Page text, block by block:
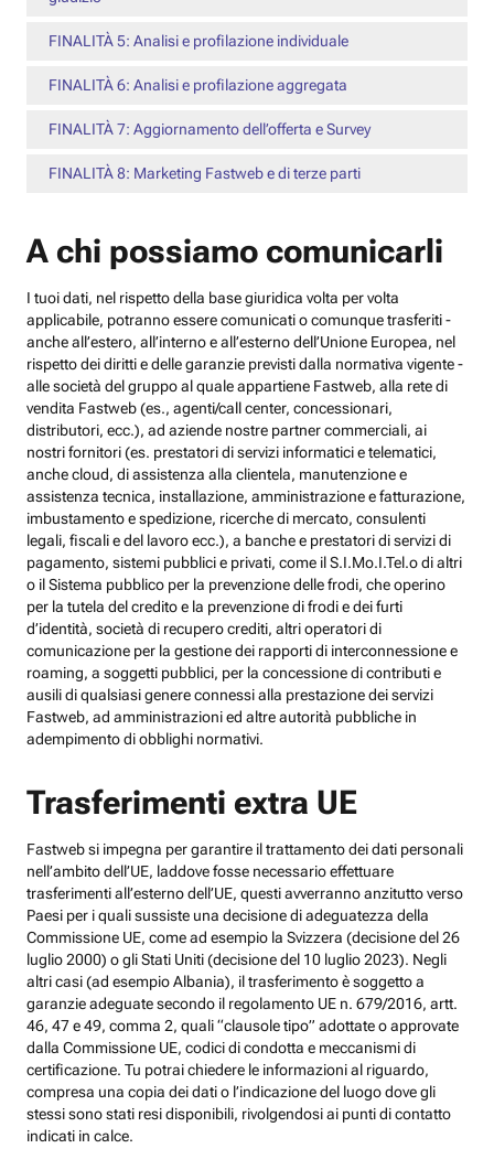
FINALITÀ 5: Analisi e profilazione individuale
FINALITÀ 6: Analisi e profilazione aggregata
FINALITÀ 7: Aggiornamento dell’offerta e Survey
FINALITÀ 8: Marketing Fastweb e di terze parti
A chi possiamo comunicarli
I tuoi dati, nel rispetto della base giuridica volta per volta
applicabile, potranno essere comunicati o comunque trasferiti -
anche all’estero, all’interno e all’esterno dell’Unione Europea, nel
rispetto dei diritti e delle garanzie previsti dalla normativa vigente -
alle società del gruppo al quale appartiene Fastweb, alla rete di
vendita Fastweb (es., agenti/call center, concessionari,
distributori, ecc.), ad aziende nostre partner commerciali, ai
nostri fornitori (es. prestatori di servizi informatici e telematici,
anche cloud, di assistenza alla clientela, manutenzione e
assistenza tecnica, installazione, amministrazione e fatturazione,
imbustamento e spedizione, ricerche di mercato, consulenti
legali, fiscali e del lavoro ecc.), a banche e prestatori di servizi di
pagamento, sistemi pubblici e privati, come il S.I.Mo.I.Tel.o di altri
o il Sistema pubblico per la prevenzione delle frodi, che operino
per la tutela del credito e la prevenzione di frodi e dei furti
d’identità, società di recupero crediti, altri operatori di
comunicazione per la gestione dei rapporti di interconnessione e
roaming, a soggetti pubblici, per la concessione di contributi e
ausili di qualsiasi genere connessi alla prestazione dei servizi
Fastweb, ad amministrazioni ed altre autorità pubbliche in
adempimento di obblighi normativi.
Trasferimenti extra UE
Fastweb si impegna per garantire il trattamento dei dati personali
nell’ambito dell’UE, laddove fosse necessario effettuare
trasferimenti all’esterno dell’UE, questi avverranno anzitutto verso
Paesi per i quali sussiste una decisione di adeguatezza della
Commissione UE, come ad esempio la Svizzera (decisione del 26
luglio 2000) o gli Stati Uniti (decisione del 10 luglio 2023). Negli
altri casi (ad esempio Albania), il trasferimento è soggetto a
garanzie adeguate secondo il regolamento UE n. 679/2016, artt.
46, 47 e 49, comma 2, quali “clausole tipo” adottate o approvate
dalla Commissione UE, codici di condotta e meccanismi di
certificazione. Tu potrai chiedere le informazioni al riguardo,
compresa una copia dei dati o l’indicazione del luogo dove gli
stessi sono stati resi disponibili, rivolgendosi ai punti di contatto
indicati in calce.